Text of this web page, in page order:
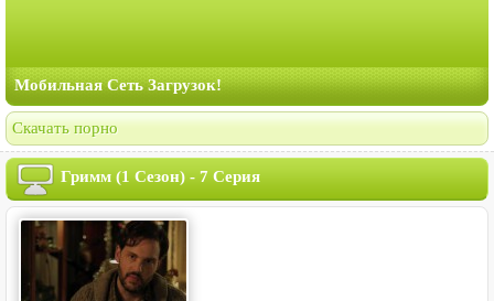
Мобильная Сеть Загрузок!
Скачать порно
Гримм (1 Сезон) - 7 Серия